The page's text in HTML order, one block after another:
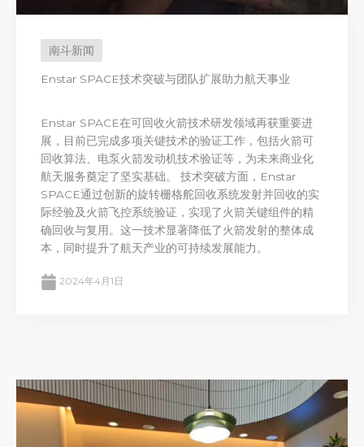
南斗新闻
Enstar SPACE技术突破与团队扩展助力航天事业
Enstar SPACE在可回收火箭技术研发领域再获重要进
展，目前已完成多项关键技术的验证工作，包括火箭可
回收算法、电泵火箭发动机技术验证等，为未来商业化
航天服务奠定了坚实基础。 技术突破方面，Enstar
SPACE通过创新的旋转栅格舵回收系统发射并回收的实
际经验及火箭飞控系统验证，实现了火箭关键组件的精
确回收与复用。这一技术显著降低了火箭发射的整体成
本，同时提升了航天产业的可持续发展能力。
2024年4月1日